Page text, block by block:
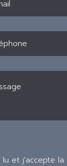
lu et j'accepte la